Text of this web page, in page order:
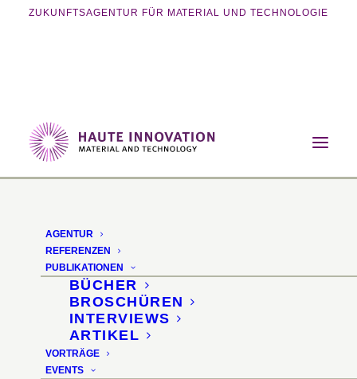
ZUKUNFTSAGENTUR FÜR MATERIAL UND TECHNOLOGIE
AGENTUR
REFERENZEN
PUBLIKATIONEN
BÜCHER
BROSCHÜREN
INTERVIEWS
ARTIKEL
VORTRÄGE
EVENTS
Home Magazin
Innovative Fertigung
Kniterate – Digitale Strickmaschine für den
Kniterate
Digitale Strickmaschine
für den Hausgebrauch